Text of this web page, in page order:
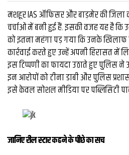
फिल्मी
साहित्य
संस्कृति
ख़ान पान और जीवनशैली
अंतरराष्ट्रीय
मौसम
मशहूर IAS ऑफिसर और बाड़मेर की जिला
चर्चाओं में बनी हुई हैं. इसकी वजह यह है कि
को इतना महंगा पड़ गया कि उनके
कार्रवाई करते हुए उन्हें अपनी हिरासत में
इस टिप्पणी का फायदा उठाते हुए पुलिस
इन आरोपों को टीना डाबी और पुलिस
इसे केवल सोशल मीडिया पर पब्लिसिटी
जानिए रील स्टार कहने के पीछे का सच